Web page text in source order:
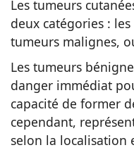
Les tumeurs
deux catégories :
tumeurs malignes,
Les tumeurs
danger immédiat
capacité de former
cependant,
selon la localisation